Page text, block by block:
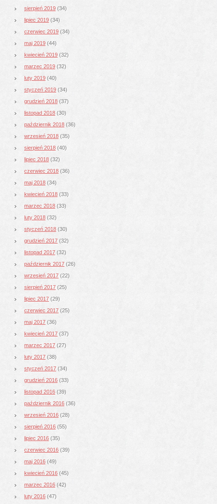
sierpień 2019 (34)
lipiec 2019 (34)
czerwiec 2019 (34)
maj 2019 (44)
kwiecień 2019 (32)
marzec 2019 (32)
luty 2019 (40)
styczeń 2019 (34)
grudzień 2018 (37)
listopad 2018 (30)
październik 2018 (36)
wrzesień 2018 (35)
sierpień 2018 (40)
lipiec 2018 (32)
czerwiec 2018 (36)
maj 2018 (34)
kwiecień 2018 (33)
marzec 2018 (33)
luty 2018 (32)
styczeń 2018 (30)
grudzień 2017 (32)
listopad 2017 (32)
październik 2017 (26)
wrzesień 2017 (22)
sierpień 2017 (25)
lipiec 2017 (29)
czerwiec 2017 (25)
maj 2017 (36)
kwiecień 2017 (37)
marzec 2017 (27)
luty 2017 (38)
styczeń 2017 (34)
grudzień 2016 (33)
listopad 2016 (39)
październik 2016 (36)
wrzesień 2016 (28)
sierpień 2016 (55)
lipiec 2016 (35)
czerwiec 2016 (39)
maj 2016 (49)
kwiecień 2016 (45)
marzec 2016 (42)
luty 2016 (47)